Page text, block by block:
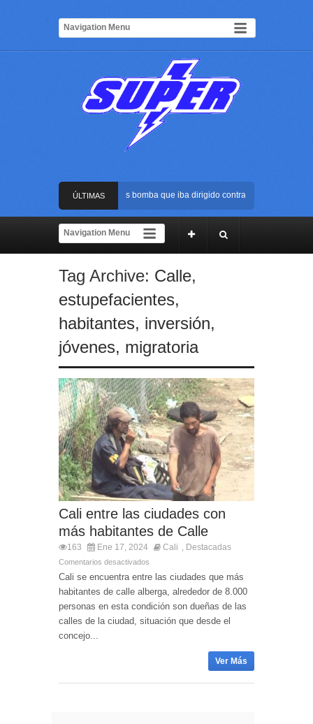
ÚLTIMAS
NOTICIAS
Frustran atentado con bus bomba que iba dirigido contra Cali durante la
La Arena USC será el escenario de la posesión presidencial de Abelardo
Rápida reacción policial evitó que presunto agresor escapara tras atacar a
Frustran atentado con bus bomba que iba dirigido contra Cali durante la
Tag Archive: Calle,
estupefacientes,
habitantes, inversión,
jóvenes, migratoria
Cali entre las ciudades con
más habitantes de Calle
163 Ene 17, 2024 Cali Destacadas
Comentarios desactivados
Cali se encuentra entre las ciudades que más
habitantes de calle alberga, alrededor de 8.000
personas en esta condición son dueñas de las
calles de la ciudad, situación que desde el
concejo...
Ver Más